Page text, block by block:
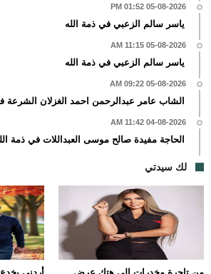
05-08-2026 01:52 PM
ياسر سالم الزعبي في ذمة الله
05-08-2026 11:15 AM
ياسر سالم الزعبي في ذمة الله
05-08-2026 09:22 AM
الشاب عامر عبدالرحمن احمد الغزلان الشرعة
04-08-2026 11:42 AM
الحاجة مفيدة صالح موسى العبداللات في ذمة
لك سيدتي